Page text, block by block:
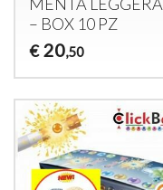
– BOX10 PZ
€ 20,50